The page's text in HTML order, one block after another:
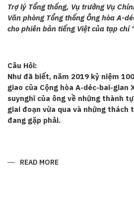
Trợ lý Tổng thống, Vụ trưởng Vụ
Văn phòng Tổng thống Ông hòa A-
cho phiên bản tiếng Việt của tạp chí
Câu Hỏi:
Như đã biết, năm 2019 kỷ niệm
giao của Cộng hòa A-déc-bai-gian
suynghĩ của ông về những thành
giai đoạn vừa qua và những thách
đang gặp phải.
READ MORE